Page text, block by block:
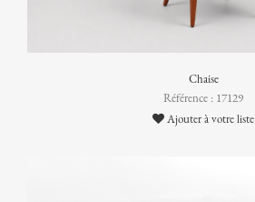
Chaise
Référence : 17129
Ajouter à votre liste